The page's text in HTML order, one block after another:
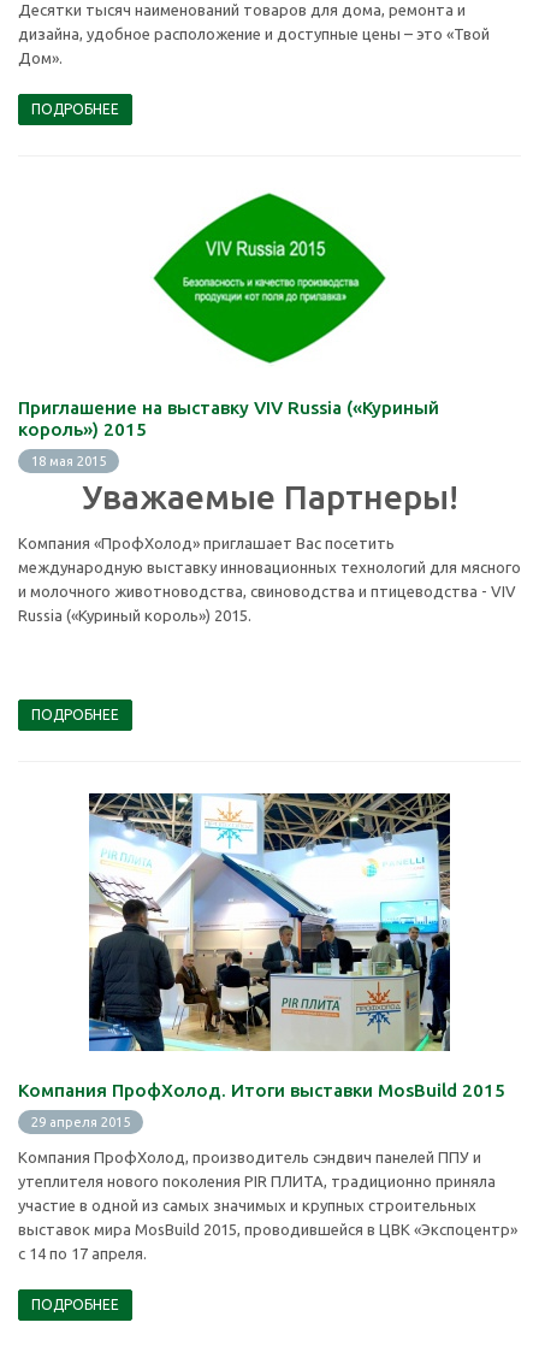
Десятки тысяч наименований товаров для дома, ремонта и
дизайна, удобное расположение и доступные цены – это «Твой
Дом».
ПОДРОБНЕЕ
Приглашение на выставку VIV Russia («Куриный
король») 2015
18 мая 2015
Уважаемые Партнеры!
Компания «ПрофХолод» приглашает Вас посетить
международную выставку инновационных технологий для мясного
и молочного животноводства, свиноводства и птицеводства - VIV
Russia («Куриный король») 2015.
ПОДРОБНЕЕ
Компания ПрофХолод. Итоги выставки MosBuild 2015
29 апреля 2015
Компания ПрофХолод, производитель сэндвич панелей ППУ и
утеплителя нового поколения PIR ПЛИТА, традиционно приняла
участие в одной из самых значимых и крупных строительных
выставок мира MosBuild 2015, проводившейся в ЦВК «Экспоцентр»
с 14 по 17 апреля.
ПОДРОБНЕЕ